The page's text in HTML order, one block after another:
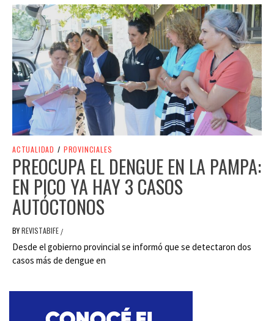
ACTUALIDAD / PROVINCIALES
PREOCUPA EL DENGUE EN LA PAMPA:
EN PICO YA HAY 3 CASOS
AUTÓCTONOS
BYREVISTABIFE /
Desde el gobierno provincial se informó que se detectaron dos
casos más de dengue en